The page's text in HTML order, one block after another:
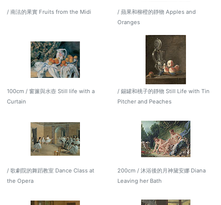
/ 南法的果實 Fruits from the Midi
/ 蘋果和柳橙的靜物 Apples and
Oranges
100cm / 窗簾與水壺 Still life with a
Curtain
/ 錫罐和桃子的靜物 Still Life with Tin
Pitcher and Peaches
/ 歌劇院的舞蹈教室 Dance Class at
the Opera
200cm / 沐浴後的月神黛安娜 Diana
Leaving her Bath